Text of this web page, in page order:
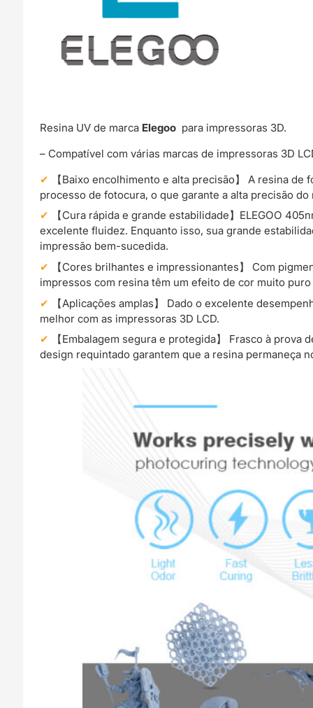
Resina UV de marca Elegoo para impressoras 3D.
– Compatível com várias marcas de impressoras 3D
【Baixo encolhimento e alta precisão】 A resina
processo de fotocura, o que garante a alta precisão
【Cura rápida e grande estabilidade】ELEGOO
excelente fluidez. Enquanto isso, sua grande
impressão bem-sucedida.
【Cores brilhantes e impressionantes】 Com
impressos com resina têm um efeito de cor muito
【Aplicações amplas】 Dado o excelente
melhor com as impressoras 3D LCD.
【Embalagem segura e protegida】 Frasco à
design requintado garantem que a resina permaneça